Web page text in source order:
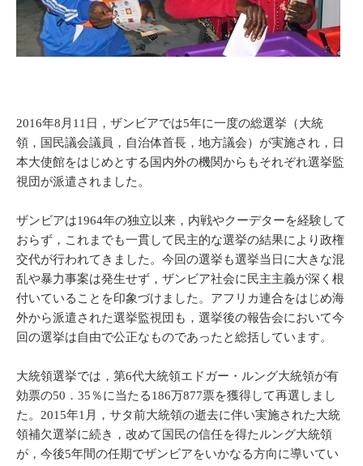
2016年8月11日，ザンビアでは5年に一度の総選挙（大統
領，国民議会議員，自治体首長，地方議会）が実施され，日
本大使館をはじめとする国内外の機関からもそれぞれ選挙監
視団が派遣されました。
ザンビアは1964年の独立以来，内戦やクーデターを経験して
おらず，これまでも一貫して民主的な選挙の結果により政権
交代が行われてきました。今回の選挙も選挙当日に大きな混
乱や暴力事案は発生せず，ザンビア社会に民主主義が深く根
付いていることを印象づけました。アフリカ連合をはじめ海
外から派遣された選挙監視団も，選挙後の報告会において今
回の選挙は自由で公正なものであったと総括しています。
大統領選挙では，第6代大統領エドガー・ルング大統領が有
効票の50．35％に当たる186万877票を獲得して再選しまし
た。2015年1月，サタ前大統領の逝去に伴い実施された大統
領補欠選挙に続き，改めて国民の信任を得たルング大統領
が，今後5年間の任期でザンビアをいかなる方向に導いてい